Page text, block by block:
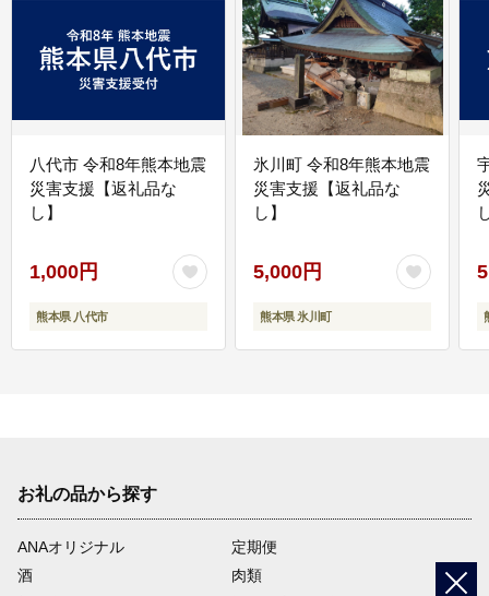
八代市 令和8年熊本地震
災害支援【返礼品な
し】
1,000円
熊本県 八代市
氷川町 令和8年熊本地震
災害支援【返礼品な
し】
5,000円
熊本県 氷川町
お礼の品から探す
ANAオリジナル
定期便
酒
肉類